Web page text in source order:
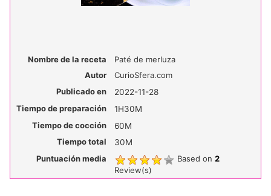
Nombre de la receta
Paté de merluza
Autor
CurioSfera.com
Publicado en
2022-11-28
Tiempo de preparación
1H30M
Tiempo de cocción
60M
Tiempo total
30M
Puntuación media
Based on2
Review(s)